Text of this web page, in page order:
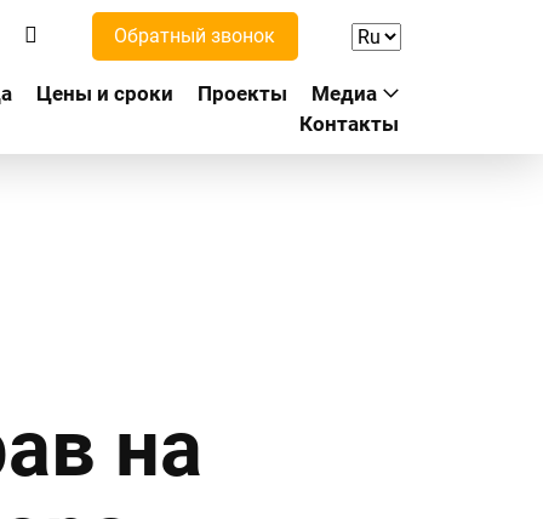
Обратный звонок
Цены и сроки Проекты
Медиа
Контакты
на